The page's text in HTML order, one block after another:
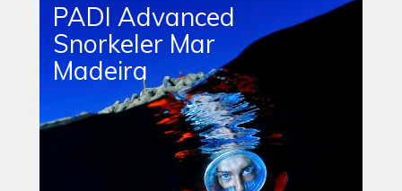
PADI Advanced
Snorkeler Mar
Madeira